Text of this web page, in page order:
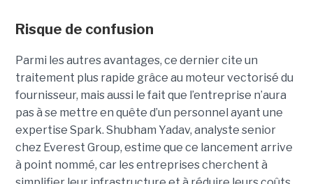
Risque de confusion
Parmi les autres avantages, ce dernier cite un
traitement plus rapide grâce au moteur vectorisé du
fournisseur, mais aussi le fait que l’entreprise n’aura
pas à se mettre en quête d’un personnel ayant une
expertise Spark. Shubham Yadav, analyste senior
chez Everest Group, estime que ce lancement arrive
à point nommé, car les entreprises cherchent à